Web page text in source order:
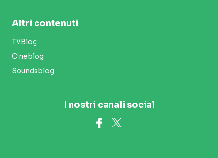
Altri contenuti
TVBlog
Cineblog
Soundsblog
I nostri canali social